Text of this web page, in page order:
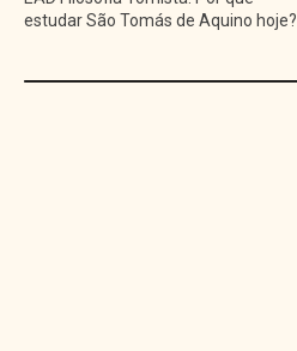
estudar São Tomás de Aquino hoje?